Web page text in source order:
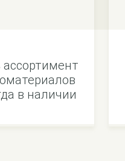
ассортимент
в наличии